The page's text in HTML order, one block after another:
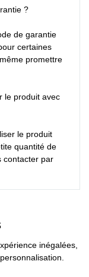
?
de garantie
certaines
promettre
le produit avec
le produit
quantité de
contacter par
inégalées,